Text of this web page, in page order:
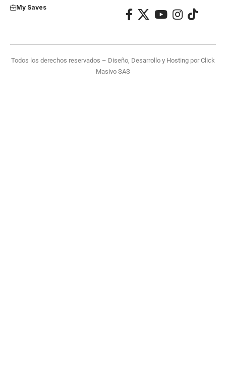
My Saves
Todos los derechos reservados – Diseño, Desarrollo y Hosting porClick
Masivo SAS